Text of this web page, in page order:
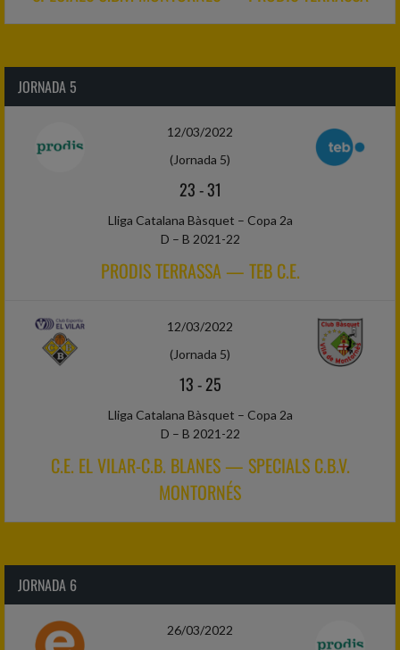
JORNADA 5
12/03/2022
(Jornada 5)
23-31
Lliga Catalana Bàsquet – Copa 2a
D – B 2021-22
PRODIS TERRASSA — TEB C.E.
12/03/2022
(Jornada 5)
13-25
Lliga Catalana Bàsquet – Copa 2a
D – B 2021-22
C.E. EL VILAR-C.B. BLANES — SPECIALS C.B.V.
MONTORNÉS
JORNADA 6
26/03/2022